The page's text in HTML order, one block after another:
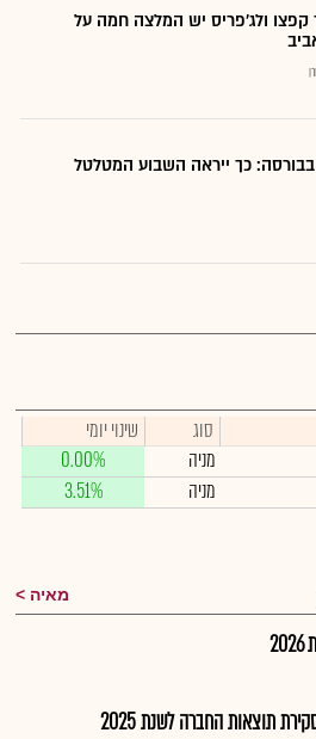
קפצו ולג'פריס יש המלצה חמה על
בבורסה: כך ייראה השבוע המטלטל
סוג
שינוי יומי
מניה
0.00%
מניה 3.51%
מאיה
תוצאות החברה לשנת 2025